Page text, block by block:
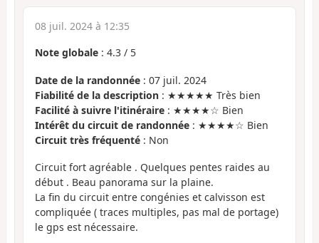
08 juil. 2024 à 12:35
Note globale : 4.3 / 5
Date de la randonnée : 07 juil. 2024
Fiabilité de la description : ★★★★★ Très bien
Facilité à suivre l'itinéraire : ★★★★☆ Bien
Intérêt du circuit de randonnée : ★★★★☆ Bien
Circuit très fréquenté : Non
Circuit fort agréable . Quelques pentes raides au
début . Beau panorama sur la plaine.
La fin du circuit entre congénies et calvisson est
compliquée ( traces multiples, pas mal de portage)
le gps est nécessaire.